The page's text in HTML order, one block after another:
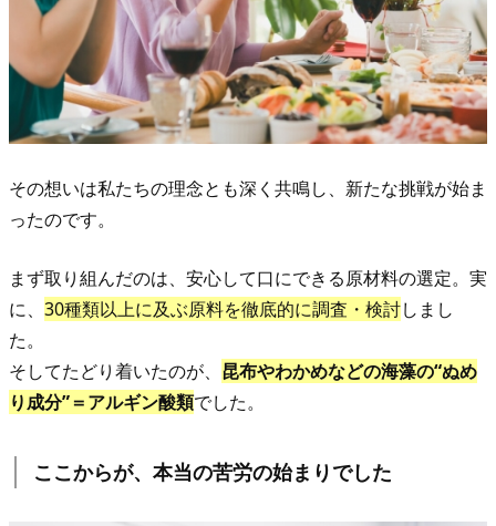
食
の
「喜
び」
を
め
な
1.
2.
こ
か
が、
その想いは私たちの理念とも深く共鳴し、新たな挑戦が始ま
ったのです。
まず取り組んだのは、安心して口にできる原材料の選定。実
に、 30種類以上に及ぶ原料を徹底的に調査・検討しまし
た。
そしてたどり着いたのが、 昆布やわかめなどの海藻の“ぬめ
り成分”＝アルギン酸類でした。
ここからが、本当の苦労の始まりでした